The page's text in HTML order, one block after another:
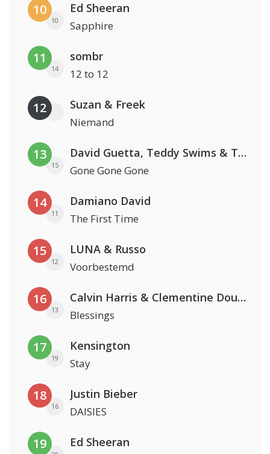
10
10
Ed Sheeran
Sapphire
11
14
sombr
12 to 12
12 Suzan & Freek
Niemand
13
15
David Guetta, Teddy Swims & Tones And I
Gone Gone Gone
14
11
Damiano David
The First Time
15
12
LUNA & Russo
Voorbestemd
16
13
Calvin Harris & Clementine Douglas
Blessings
17
19
Kensington
Stay
18
16
Justin Bieber
DAISIES
19 Ed Sheeran